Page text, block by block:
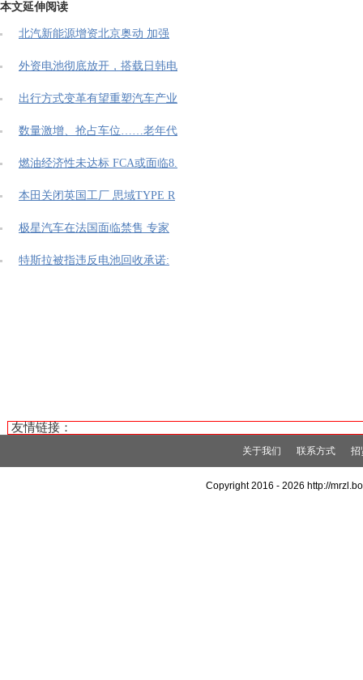
本文延伸阅读
北汽新能源增资北京奥动 加强
外资电池彻底放开，搭载日韩电
出行方式变革有望重塑汽车产业
数量激增、抢占车位……老年代
燃油经济性未达标 FCA或面临8.
本田关闭英国工厂 思域TYPE R
极星汽车在法国面临禁售 专家
特斯拉被指违反电池回收承诺:
友情链接：
关于我们 联系方式 招
Copyright 2016 - 2026 http://